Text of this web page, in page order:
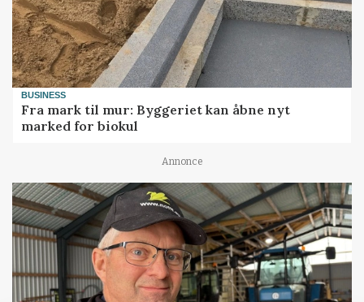
BUSINESS
Fra mark til mur: Byggeriet kan åbne nyt
marked for biokul
Annonce